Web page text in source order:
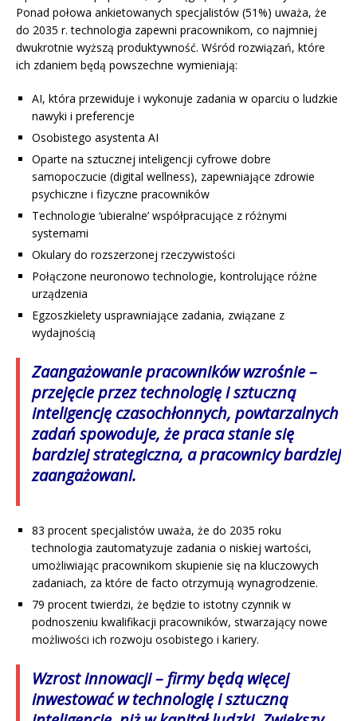
Ponad połowa ankietowanych specjalistów (51%) uważa, że
do 2035 r. technologia zapewni pracownikom, co najmniej
dwukrotnie wyższą produktywność. Wśród rozwiązań, które
ich zdaniem będą powszechne wymieniają:
AI, która przewiduje i wykonuje zadania w oparciu o ludzkie
nawyki i preferencje
Osobistego asystenta AI
Oparte na sztucznej inteligencji cyfrowe dobre
samopoczucie (digital wellness), zapewniające zdrowie
psychiczne i fizyczne pracowników
Technologie ‘ubieralne’ współpracujące z różnymi
systemami
Okulary do rozszerzonej rzeczywistości
Połączone neuronowo technologie, kontrolujące różne
urządzenia
Egzoszkielety usprawniające zadania, związane z
wydajnością
Zaangażowanie pracowników wzrośnie–
przejęcie przez technologię i sztuczną
inteligencję czasochłonnych, powtarzalnych
zadań spowoduje, że praca stanie się
bardziej strategiczna, a pracownicy bardziej
zaangażowani.
83 procent specjalistów uważa, że do 2035 roku
technologia zautomatyzuje zadania o niskiej wartości,
umożliwiając pracownikom skupienie się na kluczowych
zadaniach, za które de facto otrzymują wynagrodzenie.
79 procent twierdzi, że będzie to istotny czynnik w
podnoszeniu kwalifikacji pracowników, stwarzający nowe
możliwości ich rozwoju osobistego i kariery.
Wzrost innowacji– firmy będą więcej
inwestować w technologię i sztuczną